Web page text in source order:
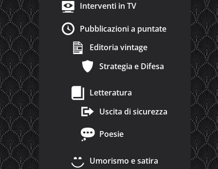
Interventi in TV
Pubblicazioni a puntate
Editoria vintage
Strategia e Difesa
Letteratura
Uscita di sicurezza
Poesie
Umorismo e satira